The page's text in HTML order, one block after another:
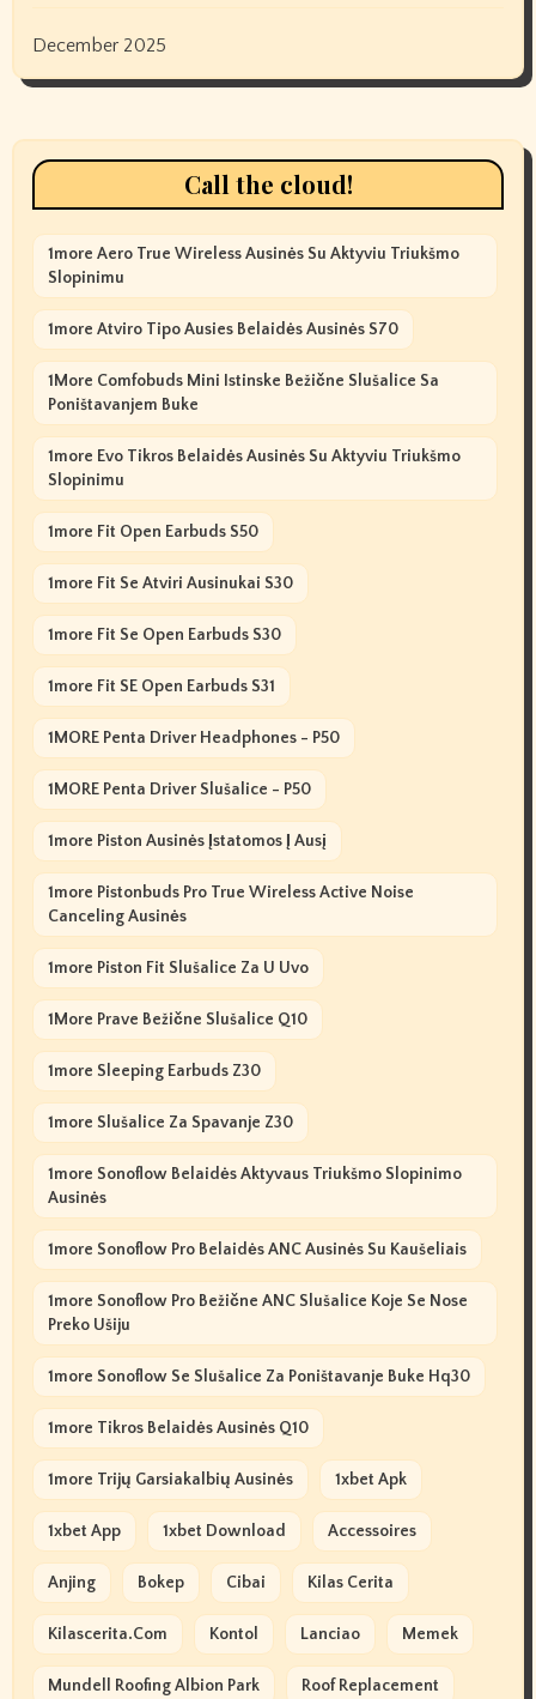
December 2025
Call the cloud!
1more Aero True Wireless Ausinės Su Aktyviu Triukšmo
Slopinimu
1more Atviro Tipo Ausies Belaidės Ausinės S70
1More Comfobuds Mini Istinske Bežične Slušalice Sa
Poništavanjem Buke
1more Evo Tikros Belaidės Ausinės Su Aktyviu Triukšmo
Slopinimu
1more Fit Open Earbuds S50
1more Fit Se Atviri Ausinukai S30
1more Fit Se Open Earbuds S30
1more Fit SE Open Earbuds S31
1MORE Penta Driver Headphones - P50
1MORE Penta Driver Slušalice - P50
1more Piston Ausinės Įstatomos Į Ausį
1more Pistonbuds Pro True Wireless Active Noise
Canceling Ausinės
1more Piston Fit Slušalice Za U Uvo
1More Prave Bežične Slušalice Q10
1more Sleeping Earbuds Z30
1more Slušalice Za Spavanje Z30
1more Sonoflow Belaidės Aktyvaus Triukšmo Slopinimo
Ausinės
1more Sonoflow Pro Belaidės ANC Ausinės Su Kaušeliais
1more Sonoflow Pro Bežične ANC Slušalice Koje Se Nose
Preko Ušiju
1more Sonoflow Se Slušalice Za Poništavanje Buke Hq30
1more Tikros Belaidės Ausinės Q10
1more Trijų Garsiakalbių Ausinės 1xbet Apk
1xbet App 1xbet Download Accessoires
Anjing Bokep Cibai Kilas Cerita
Kilascerita.com Kontol Lanciao Memek
Mundell Roofing Albion Park Roof Replacement